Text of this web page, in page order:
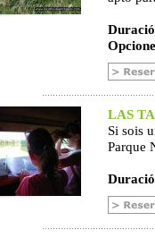
LAS
Si sois
Parque